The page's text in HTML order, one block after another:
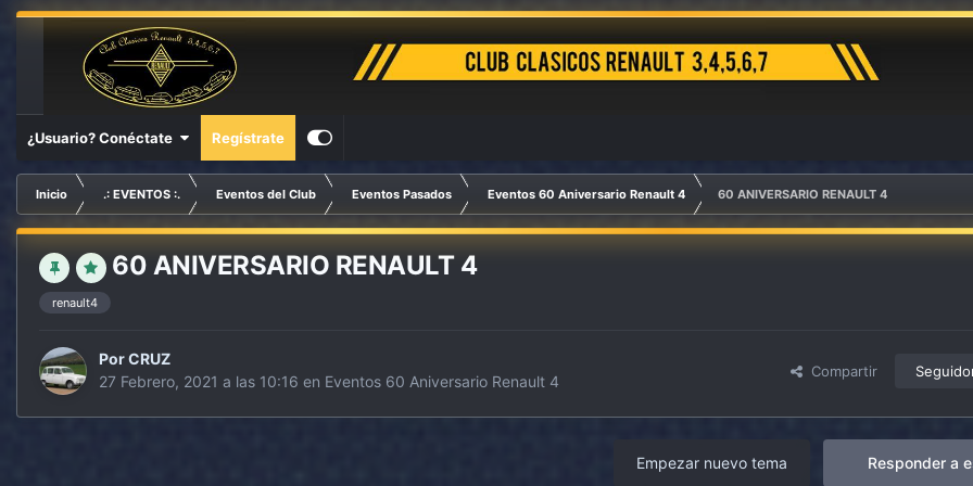
¿Usuario? Conéctate Regístrate
Inicio .: EVENTOS :. Eventos del Club Eventos Pasados Eventos 60 Aniversario Renault 4 60 ANIVERSARIO RENAULT 4
60 ANIVERSARIO RENAULT 4
renault4
PorCRUZ
27 Febrero, 2021 a las 10:16 en Eventos 60 Aniversario Renault 4
Compartir
Responder a
Empezar nuevo tema